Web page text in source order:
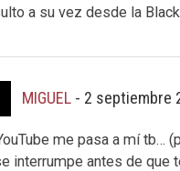
a su vez desde la
MIGUEL- 2 septiembre
me pasa a mí tb…
interrumpe antes de que